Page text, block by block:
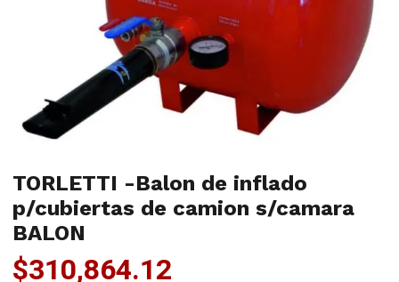
TORLETTI -Balon de inflado
p/cubiertas de camion s/camara
BALON
$310,864.12